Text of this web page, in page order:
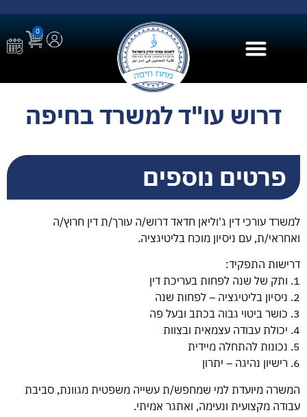
0
דרוש עו"ד למשרד בחיפה
פרטים נוספים
למשרד עורכי דין ג'וליאן חדאד דרוש/ה עורך/ת דין חרוץ/ה
ואחראי/ת, עם ניסיון מוכח בליטיגציה.
דרישות התפקיד:
1. ותק של שנה לפחות בעריכת דין
2. ניסיון בליטיגציה – לפחות שנה
3. כושר ביטוי גבוה בכתב ובעל פה
4. יכולת עבודה עצמאית ובצוות
5. נכונות להתחלה מיידית
6. רישיון נהיגה – יתרון
המשרה מיועדת למי שמחפש/ת עשייה משפטית מגוונת, סביבת
עבודה מקצועית ונעימה, ואתגר אמיתי.